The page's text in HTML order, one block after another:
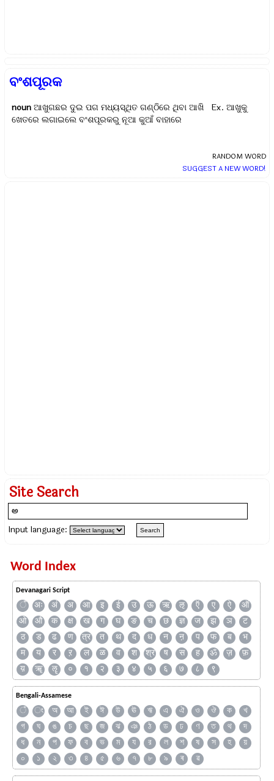
ବଂଶପୂରକ
noun ଆଖୁଗଛର ଦୁଇ ପଗ ମଧ୍ୟସ୍ଥିତ ଗଣ୍ଠିରେ ଥିବା ଆଖି Ex.ଆଖୁକୁ
ଖେତରେ ଲଗାଇଲେ ବଂଶପୂରକରୁ ନୂଆ କୁଆଁ ବାହାରେ
RANDOM WORD
SUGGEST A NEW WORD!
Site Search
Input language:
Word Index
Devanagari Script
ँ अः अं अ आ इ ई उ ऊ ऋ ऌ ऍ ए ऐ
ऑ
ओ
औ क क्ष ख ग घ ङ च छ ज्ञ ज झ ञ
ट
ठ
ड ढ ण त्र त थ द ध न ऩ प फ ब
भ
म
य र ऱ ल ळ व श श्र ष स ह ॐ ज़
फ़
य़
ॠ ॡ ० १ २ ३ ४ ५ ६ ७ ८ ९
Bengali-Assamese
ঁ ং অ আ ই ঈ উ ঊ ঋ এ ঐ ও ঔ ক
খ
গ
ঘ ঙ চ ছ জ ঝ ঞ ঠ ড ঢ ণ ত থ
দ
ধ
ন প ফ ব ভ ম য র ল শ ষ স হ
য়
০
১ ২ ৩ ৪ ৫ ৬ ৭ ৮ ৯ ৰ ৱ